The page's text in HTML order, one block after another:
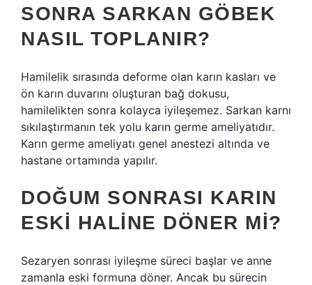
SONRA SARKAN GÖBEK
NASIL TOPLANIR?
Hamilelik sırasında deforme olan karın kasları ve
ön karın duvarını oluşturan bağ dokusu,
hamilelikten sonra kolayca iyileşemez. Sarkan karnı
sıkılaştırmanın tek yolu karın germe ameliyatıdır.
Karın germe ameliyatı genel anestezi altında ve
hastane ortamında yapılır.
DOĞUM SONRASI KARIN
ESKI HALINE DÖNER MI?
Sezaryen sonrası iyileşme süreci başlar ve anne
zamanla eski formuna döner. Ancak bu sürecin